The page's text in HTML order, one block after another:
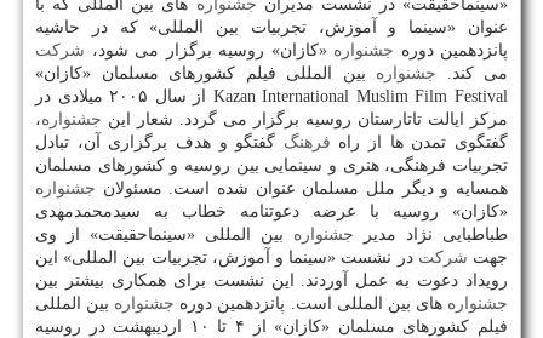
«سینماحقیقت» در نشست مدیران جشنواره های بین المللی كه با
عنوان «سینما و آموزش، تجربیات بین المللی» كه در حاشیه
پانزدهمین دوره جشنواره «كازان» روسیه برگزار می شود، شركت
می كند. جشنواره بین المللی فیلم كشورهای مسلمان «كازان»
Kazan International Muslim Film Festival از سال ۲۰۰۵ میلادی در
مركز ایالت تاتارستان روسیه برگزار می گردد. شعار این جشنواره،
گفتگوی تمدن ها از راه فرهنگ گفتگو و هدف برگزاری آن، تبادل
تجربیات فرهنگی، هنری و سینمایی بین روسیه و كشورهای مسلمان
همسایه و دیگر ملل مسلمان عنوان شده است. مسئولان جشنواره
«كازان» روسیه با عرضه دعوتنامه خطاب به سیدمحمدمهدی
طباطبایی نژاد مدیر جشنواره بین المللی «سینماحقیقت» از وی
جهت شركت در نشست «سینما و آموزش، تجربیات بین المللی» این
رویداد دعوت به عمل آوردند. این نشست برای همكاری بیشتر بین
جشنواره های بین المللی است. پانزدهمین دوره جشنواره بین المللی
فیلم كشورهای مسلمان «كازان» از ۴ تا ۱۰ اردیبهشت در روسیه